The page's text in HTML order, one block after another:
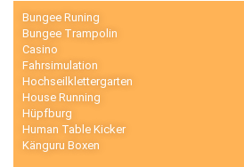
Bungee Runing
Bungee Trampolin
Casino
Fahrsimulation
Hochseilklettergarten
House Running
Hüpfburg
Human Table Kicker
Känguru Boxen